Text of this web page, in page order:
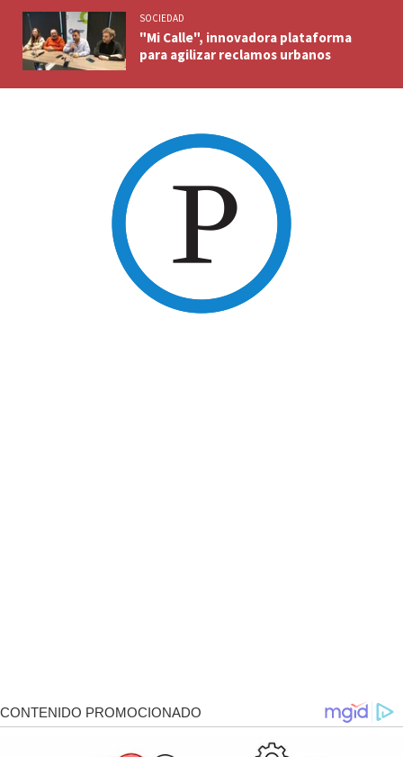
SOCIEDAD
"Mi Calle", innovadora plataforma
para agilizar reclamos urbanos